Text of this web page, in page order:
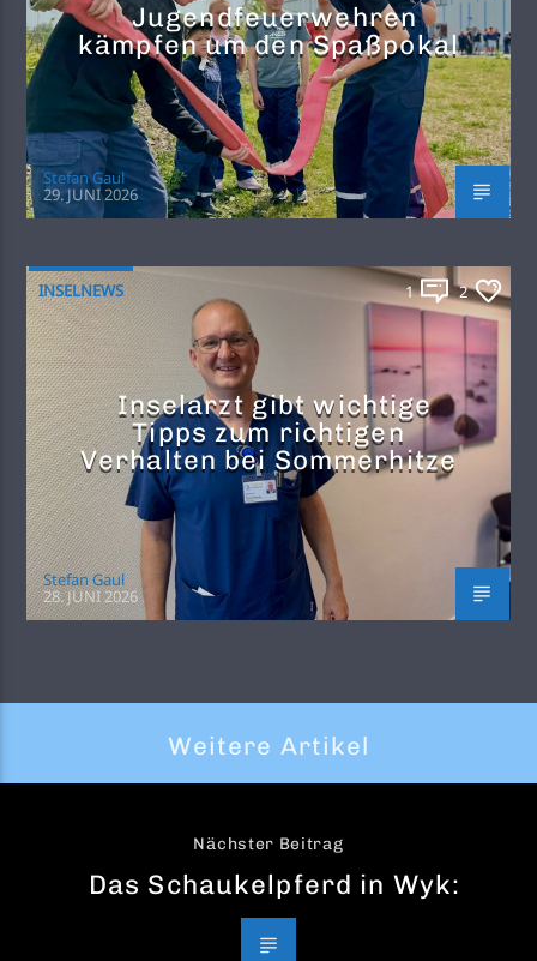
Jugendfeuerwehren
kämpfen um den Spaßpokal
Stefan Gaul
29. JUNI 2026
INSELNEWS 1 2
Inselarzt gibt wichtige
Tipps zum richtigen
Verhalten bei Sommerhitze
Stefan Gaul
28. JUNI 2026
Weitere Artikel
Nächster Beitrag
Das Schaukelpferd in Wyk: